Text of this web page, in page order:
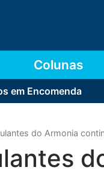
em Encomenda
Colunas
do Armonia